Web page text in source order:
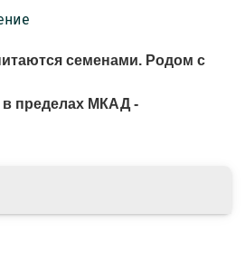
семенами. Родом с
в пределах МКАД -